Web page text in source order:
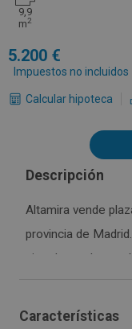
9,9
m2
5.200
Impuestos no incluidos
Calcular hipoteca
Descripción
Altamira vende
provincia de
situada en planta
de coche.
Características